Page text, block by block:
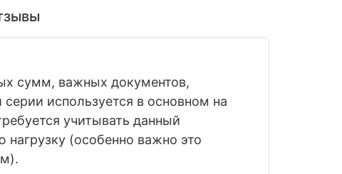
сумм, важных документов,
используется в основном на
учитывать данный
(особенно важно это